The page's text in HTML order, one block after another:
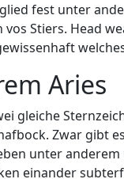
fest unter
vos Stiers. Head
Aries
gleiche
Zwar gibt
unter
einander